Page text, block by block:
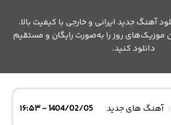
آهنگ جدید ایرانی و خارجی با کیفیت بالا.
موزیک‌های روز را به‌صورت رایگان و مستقیم
دانلود کنید.
آهنگ های جدید 1404/02/05 - ۱۶:۵۳